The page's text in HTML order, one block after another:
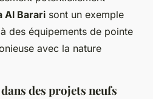
Al Barari sont un exemple
des équipements de pointe
avec la nature
des projets neufs